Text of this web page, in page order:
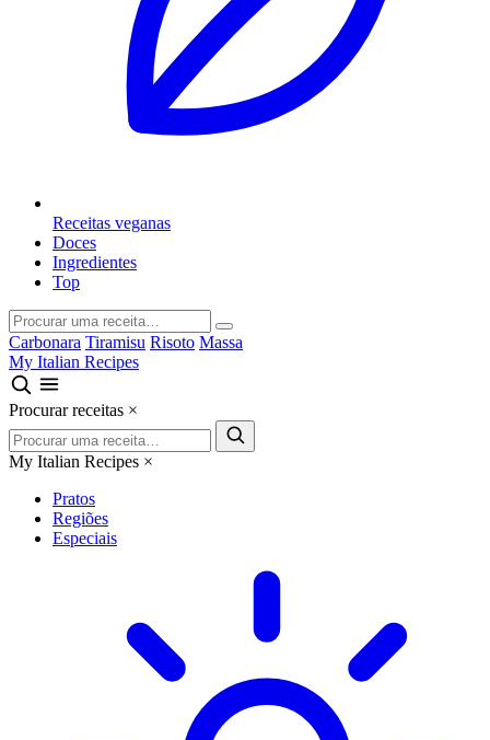
Receitas veganas
Doces
Ingredientes
Top
Carbonara Tiramisu Risoto Massa
My Italian Recipes
Procurar receitas ×
My Italian Recipes ×
Pratos
Regiões
Especiais